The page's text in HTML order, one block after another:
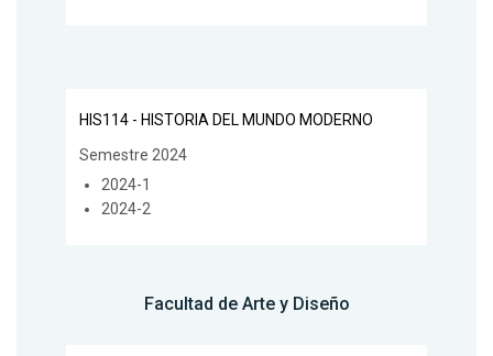
HIS114 - HISTORIA DEL MUNDO MODERNO
Semestre 2024
2024-1
2024-2
Facultad de Arte y Diseño